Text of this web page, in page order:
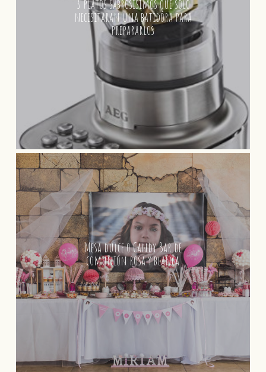
3 platos sabrosísimos que solo
necesitaran una batidora para
prepararlos
Mesa dulce o Candy Bar de
comunión rosa y blanca